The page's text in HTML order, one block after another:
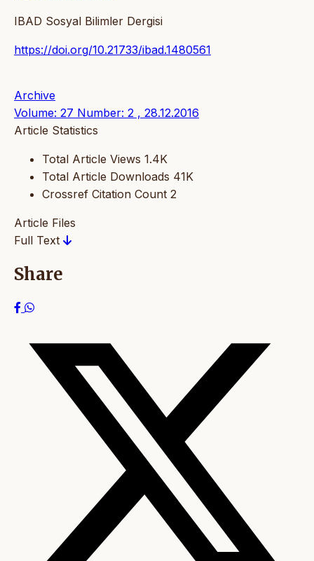
IBAD Sosyal Bilimler Dergisi
https://doi.org/10.21733/ibad.1480561
Archive
Volume: 27 Number: 2 , 28.12.2016
Article Statistics
Total Article Views 1.4K
Total Article Downloads 41K
Crossref Citation Count 2
Article Files
Full Text
Share